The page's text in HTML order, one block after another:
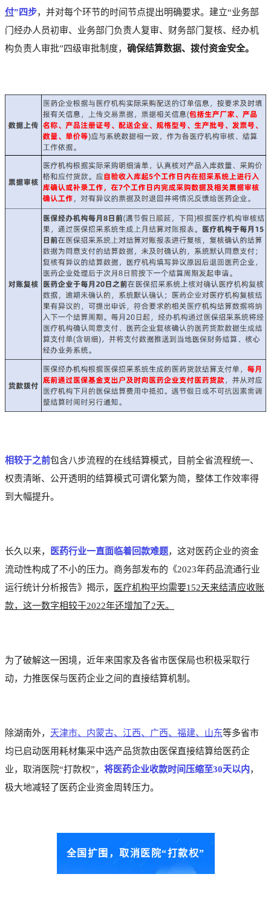
付”四步，并对每个环节的时间节点提出明确要求。建立“业务部
门经办人员初审、业务部门负责人复审、财务部门复核、经办机
构负责人审批”四级审批制度， 确保结算数据、拨付资金安全。
相较于之前包含八步流程的在线结算模式，目前全省流程统一、
权责清晰、公开透明的结算模式可谓化繁为简，整体工作效率得
到大幅提升。
长久以来， 医药行业一直面临着回款难题，这对医药企业的资金
流动性构成了不小的压力。 商务部发布的《2023年药品流通行业
运行统计分析报告》揭示，
医疗机构平均需要152天来结清应收账
款，这一数字相较于2022年还增加了2天。
为了破解这一困境，近年来国家及各省市医保局也积极采取行
动，力推医保与医药企业之间的直接结算机制。
除湖南外， 天津市、内蒙古、江西、广西、福建、山东等多省市
均已启动医用耗材集采中选产品货款由医保直接结算给医药企
业，取消医院“打款权”， 将医药企业收款时间压缩至30天以内，
极大地减轻了医药企业资金周转压力。
全国扩围， 取消医院“打款权”